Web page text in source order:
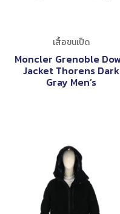
เสื้อขนเป็ด
Moncler Grenoble
Jacket Thorens Dark
Gray Men’s